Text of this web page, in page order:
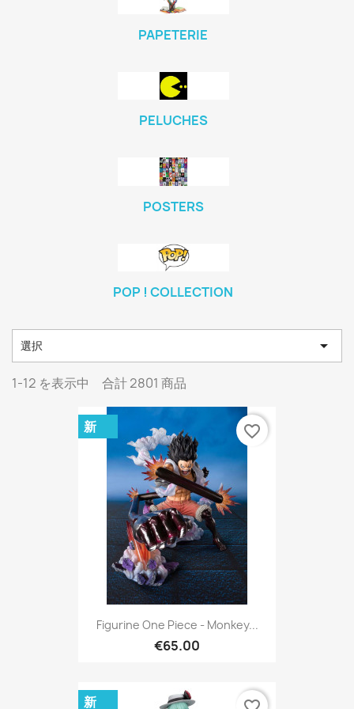
PAPETERIE
PELUCHES
POSTERS
POP ! COLLECTION
選択 
1-12 を表示中 合計 2801 商品
Figurine One Piece - Monkey...
€65.00
新 favorite_border
新